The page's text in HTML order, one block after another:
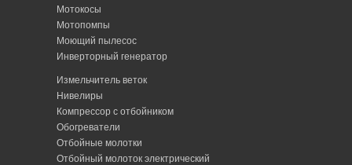
Мотокосы
Мотопомпы
Моющий пылесос
Инверторный генератор
Измельчитель веток
Нивелиры
Компрессор с отбойником
Обогреватели
Отбойные молотки
Отбойный молоток электрический